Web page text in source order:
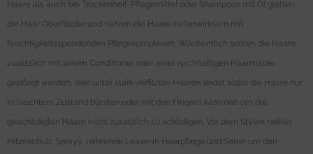
Haare als auch bei Trockenheit. Pflegemittel oder Shampoos mit Öl glätten
die Haar Oberfläche und nähren die Haare tiefenwirksam mit
feuchtigkeitsspendenden Pflegekomplexen. Wöchentlich sollten die Haare
zusätzlich mit einem Conditioner oder einer reichhaltigen Haarmaske
gepflegt werden. Wer unter stark verfilzten Haaren leidet sollte die Haare nur
in feuchtem Zustand bürsten oder mit den Fingern kämmen um die
geschädigten Haare nicht zusätzlich zu schädigen. Vor dem Stylen helfen
Hitzeschutz Sprays, nährende Leave-In Haarpflege und Seren um den